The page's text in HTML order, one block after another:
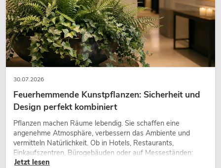
30.07.2026
Feuerhemmende Kunstpflanzen: Sicherheit und
Design perfekt kombiniert
Pflanzen machen Räume lebendig. Sie schaffen eine
angenehme Atmosphäre, verbessern das Ambiente und
vermitteln Natürlichkeit. Ob in Hotels, Restaurants,
Einkaufszentren, Bürogebäuden oder auf Messeständen:
eine hochwertige Begrünung gehört heute längst zum
Jetzt lesen